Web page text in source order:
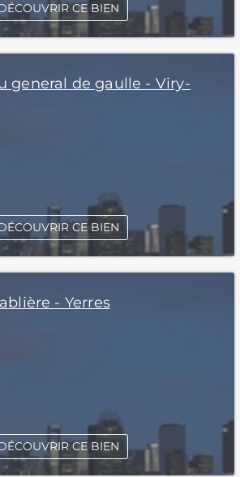
CE BIEN
general de gaulle - Viry-
CE BIEN
- Yerres
CE BIEN